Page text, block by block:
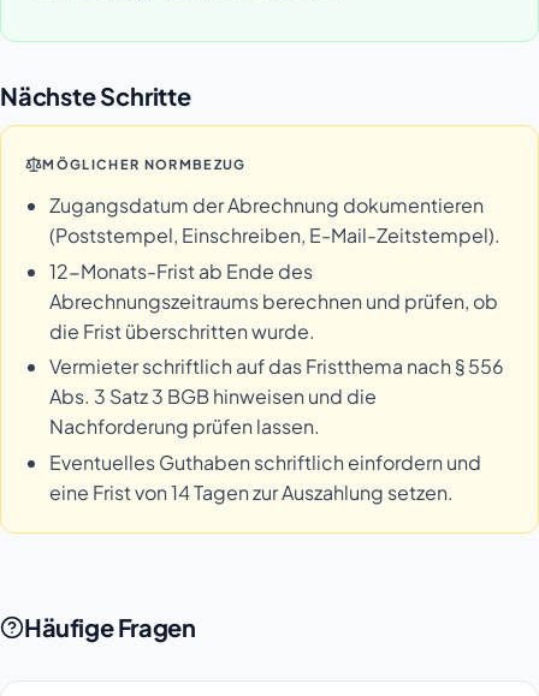
Nächste Schritte
MÖGLICHER NORMBEZUG
Zugangsdatum der Abrechnung dokumentieren
(Poststempel, Einschreiben, E-Mail-Zeitstempel).
12-Monats-Frist ab Ende des
Abrechnungszeitraums berechnen und prüfen, ob
die Frist überschritten wurde.
Vermieter schriftlich auf das Fristthema nach § 556
Abs. 3 Satz 3 BGB hinweisen und die
Nachforderung prüfen lassen.
Eventuelles Guthaben schriftlich einfordern und
eine Frist von 14 Tagen zur Auszahlung setzen.
Häufige Fragen